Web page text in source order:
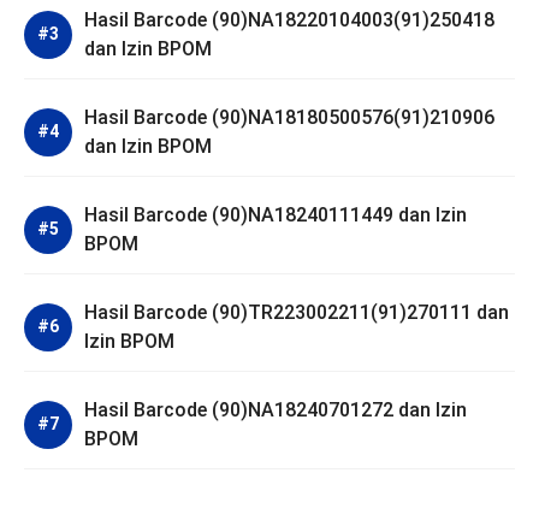
Hasil Barcode (90)NA18220104003(91)250418
dan Izin BPOM
Hasil Barcode (90)NA18180500576(91)210906
dan Izin BPOM
Hasil Barcode (90)NA18240111449 dan Izin
BPOM
Hasil Barcode (90)TR223002211(91)270111 dan
Izin BPOM
Hasil Barcode (90)NA18240701272 dan Izin
BPOM